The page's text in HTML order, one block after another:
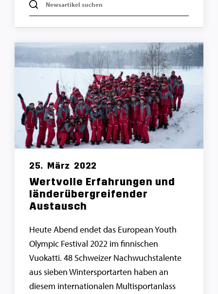
Newsartikel suchen
25. März 2022
Wertvolle Erfahrungen und
länderübergreifender
Austausch
Heute Abend endet das European Youth
Olympic Festival 2022 im finnischen
Vuokatti. 48 Schweizer Nachwuchstalente
aus sieben Wintersportarten haben an
diesem internationalen Multisportanlass